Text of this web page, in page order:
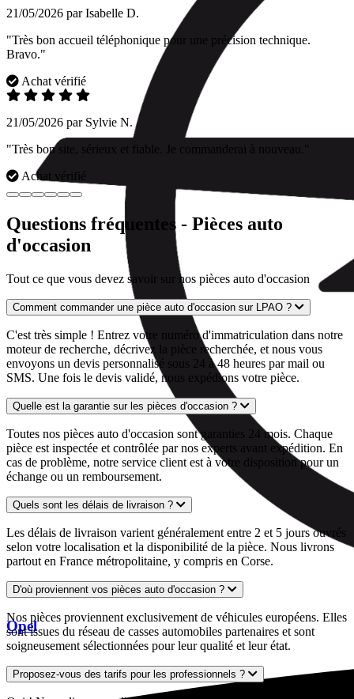
Opel
21/05/2026 par Isabelle D.
"Très bon accueil téléphonique pour une précision technique.
Bravo."
Achat vérifié
21/05/2026 par Sylvie N.
"Très bon site, sérieux et fiable. Je commanderai à nouveau."
Achat vérifié
Questions fréquentes - Pièces auto
d'occasion
Tout ce que vous devez savoir sur nos pièces auto d'occasion
Comment commander une pièce auto d'occasion sur LPAO ?
C'est très simple ! Entrez votre numéro d'immatriculation dans notre
moteur de recherche, décrivez la pièce recherchée, et nous vous
envoyons un devis personnalisé sous 24 à 48 heures par mail ou
SMS. Une fois le devis validé, nous expédions votre pièce.
Quelle est la garantie sur les pièces d'occasion ?
Toutes nos pièces auto d'occasion sont garanties 24 mois. Chaque
pièce est inspectée et contrôlée par nos experts avant expédition. En
cas de problème, notre service client est à votre disposition pour un
échange ou un remboursement.
Quels sont les délais de livraison ?
Les délais de livraison varient généralement entre 2 et 5 jours ouvrés
selon votre localisation et la disponibilité de la pièce. Nous livrons
partout en France métropolitaine, y compris en Corse.
D'où proviennent vos pièces auto d'occasion ?
Nos pièces proviennent exclusivement de véhicules européens. Elles
sont issues du réseau de casses automobiles partenaires et sont
soigneusement sélectionnées pour leur qualité et leur état.
Proposez-vous des tarifs pour les professionnels ?